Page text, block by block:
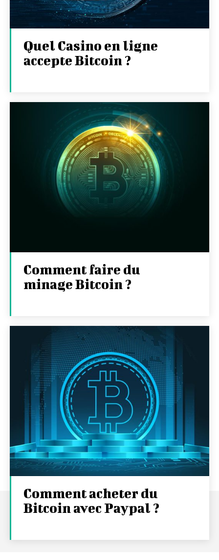
Quel Casino en ligne
accepte Bitcoin ?
Comment faire du
minage Bitcoin ?
Comment acheter du
Bitcoin avec Paypal ?